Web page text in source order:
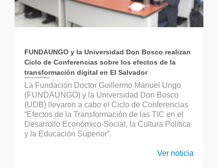
FUNDAUNGO y la Universidad Don Bosco realizan
Ciclo de Conferencias sobre los efectos de la
transformación digital en El Salvador
La Fundación Doctor Guillermo Manuel Ungo
(FUNDAUNGO) y la Universidad Don Bosco
(UDB) llevaron a cabo el Ciclo de Conferencias
“Efectos de la Transformación de las TIC en el
Desarrollo Económico-Social, la Cultura Política
y la Educación Superior”.
Ver noticia